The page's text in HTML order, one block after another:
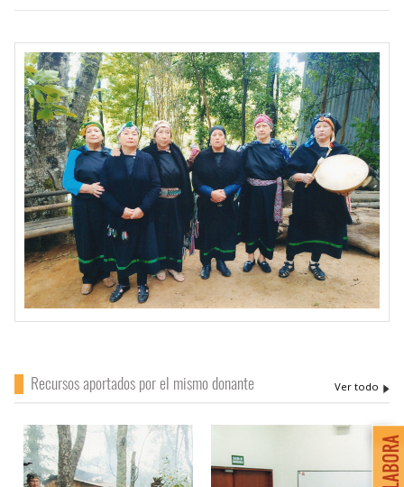
Recursos aportados por el mismo donante